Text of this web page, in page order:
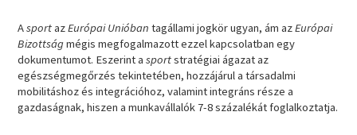
AsportazEurópai Unióban tagállami jogkör ugyan, ám azEurópai
Bizottságmégis megfogalmazott ezzel kapcsolatban egy
dokumentumot. Eszerint asportstratégiai ágazat az
egészségmegőrzés tekintetében, hozzájárul a társadalmi
mobilitáshoz és integrációhoz, valamint integráns része a
gazdaságnak, hiszen a munkavállalók 7-8 százalékát foglalkoztatja.